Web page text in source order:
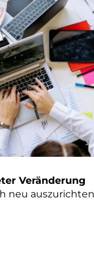
Veränderung
neu